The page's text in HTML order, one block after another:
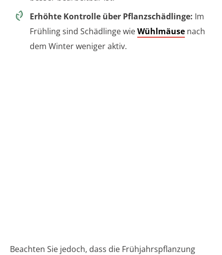
Erhöhte Kontrolle über Pflanzschädlinge: Im
Frühling sind Schädlinge wieWühlmäuse nach
dem Winter weniger aktiv.
Beachten Sie jedoch, dass die Frühjahrspflanzung